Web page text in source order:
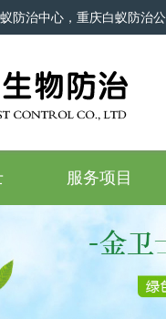
防治中心，重庆白蚁防治
服务项目